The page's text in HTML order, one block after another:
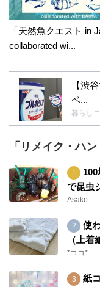
「天然魚クエスト in
collaborated wi...
【渋
ベ...
暮らし
「リメイク・ハ
で昆虫
Asako
使
（上着
*ココ*
紙